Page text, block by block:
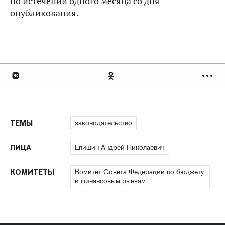
опубликования.
ТЕМЫ законодательство
ЛИЦА Епишин Андрей Николаевич
КОМИТЕТЫ
Комитет Совета Федерации по бюджету
и финансовым рынкам